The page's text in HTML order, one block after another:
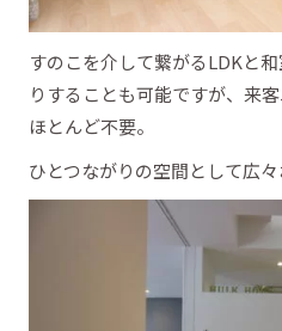
すのこを介して繋がるLDKと
りすることも可能ですが、来
ほとんど不要。
ひとつながりの空間として広々